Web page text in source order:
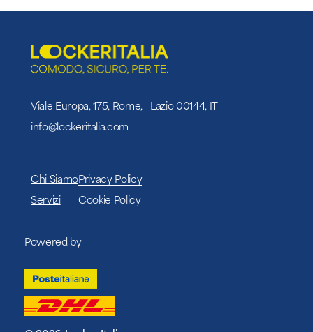
Viale Europa, 175, Rome, Lazio 00144, IT
info@lockeritalia.com
Chi Siamo
Servizi
Privacy Policy
Cookie Policy
Powered by